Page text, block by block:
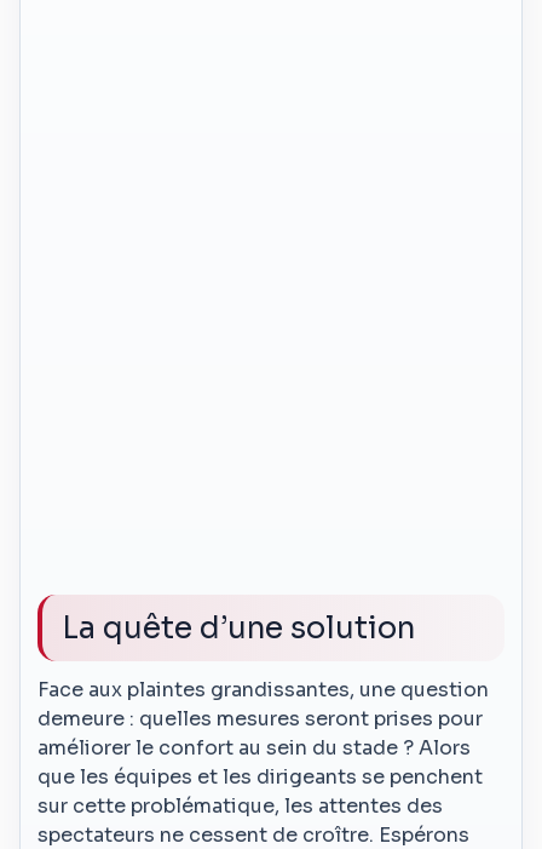
La quête d’une solution
Face aux plaintes grandissantes, une question
demeure : quelles mesures seront prises pour
améliorer le confort au sein du stade ? Alors
que les équipes et les dirigeants se penchent
sur cette problématique, les attentes des
spectateurs ne cessent de croître. Espérons